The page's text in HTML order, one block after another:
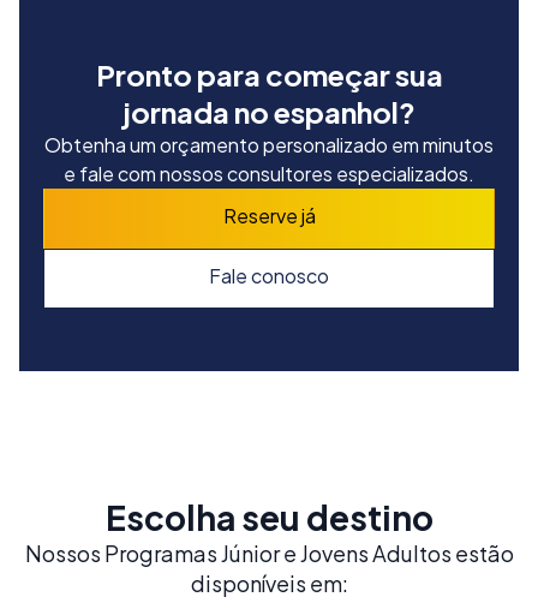
Pronto para começar sua
jornada no espanhol?
Obtenha um orçamento personalizado em minutos
e fale com nossos consultores especializados.
Reserve já
Fale conosco
Escolha seu destino
Nossos Programas Júnior e Jovens Adultos estão
disponíveis em: